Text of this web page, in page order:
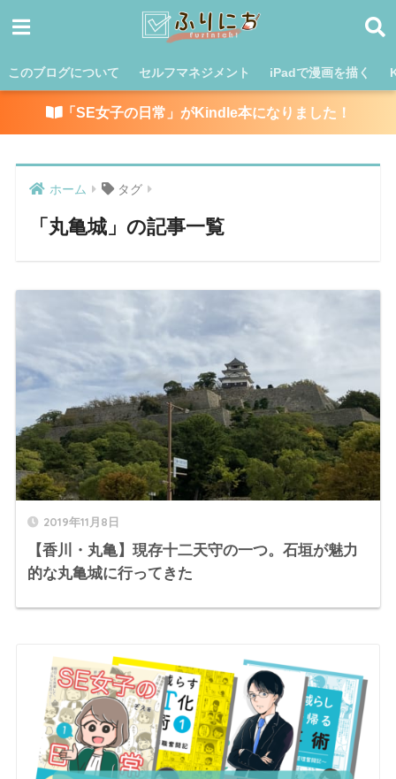
このブログについて セルフマネジメント iPadで漫画を描く
「SE女子の日常」がKindle本になりました！
ホーム タグ
「丸亀城」の記事一覧
2019年11月8日
【香川・丸亀】現存十二天守の一つ。石垣が魅力
的な丸亀城に行ってきた